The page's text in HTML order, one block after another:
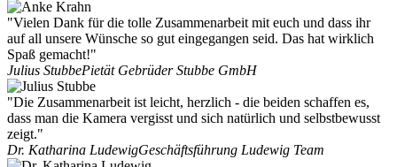
"Vielen Dank für die tolle Zusammenarbeit mit euch und dass ihr
auf all unsere Wünsche so gut eingegangen seid. Das hat wirklich
Spaß gemacht!"
Julius StubbePietät Gebrüder Stubbe GmbH
"Die Zusammenarbeit ist leicht, herzlich - die beiden schaffen es,
dass man die Kamera vergisst und sich natürlich und selbstbewusst
zeigt."
Dr. Katharina LudewigGeschäftsführung Ludewig Team